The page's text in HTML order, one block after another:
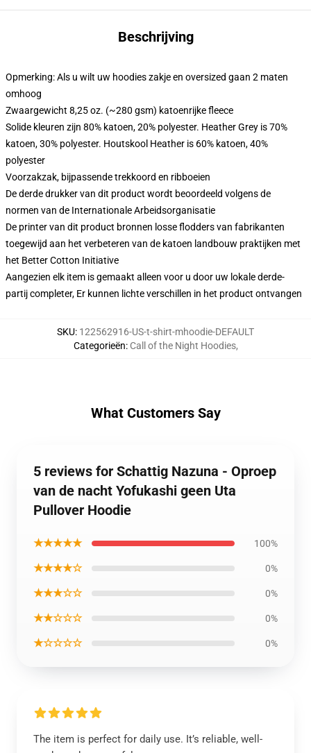
Beschrijving
Opmerking: Als u wilt uw hoodies zakje en oversized gaan 2 maten
omhoog
Zwaargewicht 8,25 oz. (~280 gsm) katoenrijke fleece
Solide kleuren zijn 80% katoen, 20% polyester. Heather Grey is 70%
katoen, 30% polyester. Houtskool Heather is 60% katoen, 40%
polyester
Voorzakzak, bijpassende trekkoord en ribboeien
De derde drukker van dit product wordt beoordeeld volgens de
normen van de Internationale Arbeidsorganisatie
De printer van dit product bronnen losse flodders van fabrikanten
toegewijd aan het verbeteren van de katoen landbouw praktijken met
het Better Cotton Initiative
Aangezien elk item is gemaakt alleen voor u door uw lokale derde-
partij completer, Er kunnen lichte verschillen in het product ontvangen
SKU: 122562916-US-t-shirt-mhoodie-DEFAULT
Categorieën: Call of the Night Hoodies,
What Customers Say
5 reviews for Schattig Nazuna - Oproep
van de nacht Yofukashi geen Uta
Pullover Hoodie
★★★★★ 100%
★★★★☆ 0%
★★★☆☆ 0%
★★☆☆☆ 0%
★☆☆☆☆ 0%
The item is perfect for daily use. It’s reliable, well-